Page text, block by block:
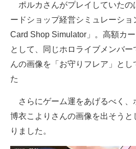
ポルカさんがプレイしていたの
ードショップ経営シミュレーシ
Card Shop Simulator」。高額カ
として、同じホロライブメンバー
んの画像を「お守りフレア」とし
た
さらにゲーム運をあげるべく、
博衣こよりさんの画像を出そうと
りました。